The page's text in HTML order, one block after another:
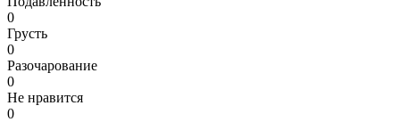
0
Грусть
0
Разочарование
0
Не нравится
0